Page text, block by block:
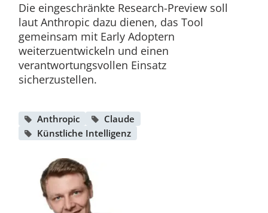
Die eingeschränkte Research-Preview soll
laut Anthropic dazu dienen, das Tool
gemeinsam mit Early Adoptern
weiterzuentwickeln und einen
verantwortungsvollen Einsatz
sicherzustellen.
Anthropic
Claude
Künstliche Intelligenz